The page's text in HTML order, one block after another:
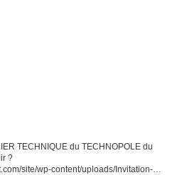
TECHNIQUE du TECHNOPOLE du
?
site/wp-content/uploads/Invitation-